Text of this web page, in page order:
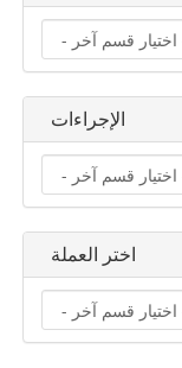
الإجراءات
اختر العملة